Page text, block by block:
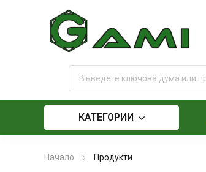
КАТЕГОРИИ
Начало Продукти